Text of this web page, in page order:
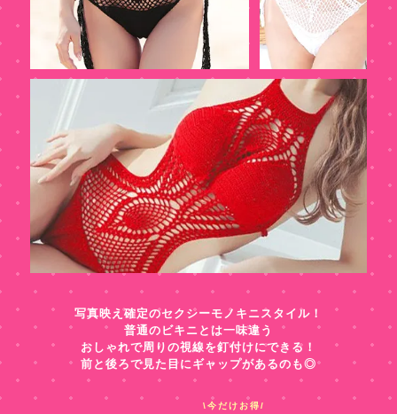
写真映え確定のセクシーモノキニスタイル！
普通のビキニとは一味違う
おしゃれで周りの視線を釘付けにできる！
前と後ろで見た目にギャップがあるのも◎
\今だけお得/